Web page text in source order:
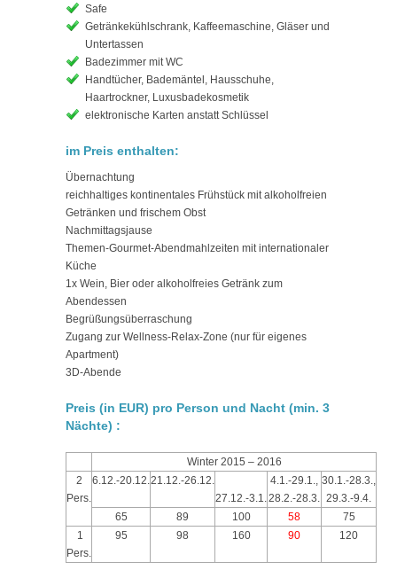
Safe
Getränkekühlschrank, Kaffeemaschine, Gläser und
Untertassen
Badezimmer mit WC
Handtücher, Bademäntel, Hausschuhe,
Haartrockner, Luxusbadekosmetik
elektronische Karten anstatt Schlüssel
im Preis enthalten:
Übernachtung
reichhaltiges kontinentales Frühstück mit alkoholfreien
Getränken und frischem Obst
Nachmittagsjause
Themen-Gourmet-Abendmahlzeiten mit internationaler
Küche
1x Wein, Bier oder alkoholfreies Getränk zum
Abendessen
Begrüßungsüberraschung
Zugang zur Wellness-Relax-Zone (nur für eigenes
Apartment)
3D-Abende
Preis (in EUR) pro Person und Nacht (min. 3
Nächte) :
Winter 2015 – 2016
2
Pers.
6.12.-20.12.21.12.-26.12.
27.12.-3.1.
4.1.-29.1.,
28.2.-28.3.
30.1.-28.3.,
29.3.-9.4.
65
89 100 58
75
1
Pers.
95 98 160 90 120